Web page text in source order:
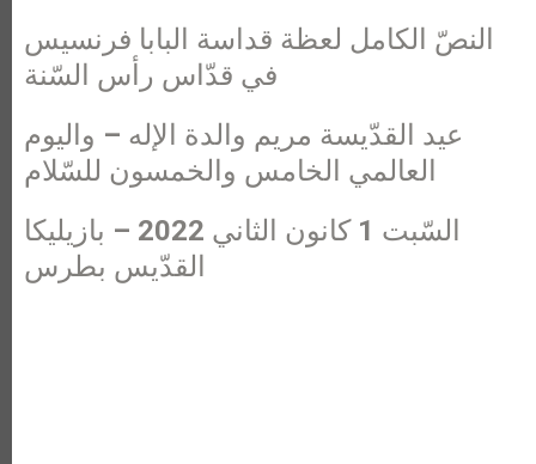
النصّ الكامل لعظة قداسة البابا فرنسيس
في قدّاس رأس السّنة
عيد القدّيسة مريم والدة الإله – واليوم
العالمي الخامس والخمسون للسّلام
السّبت 1 كانون الثاني 2022 – بازيليكا
القدّيس بطرس